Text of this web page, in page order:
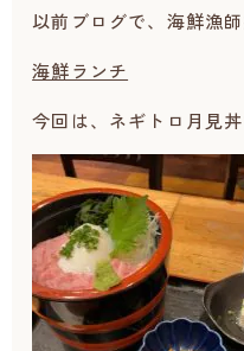
以前ブログで、海鮮漁
海鮮ランチ
今回は、ネギトロ月見